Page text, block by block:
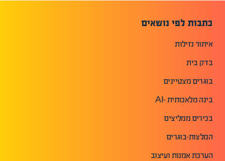
כתבות לפי נושאים
איתור נזילות
בדק בית
בוגרים מצטיינים
בינה מלאכותית -AI
בכירים ממליצים
המלצות-בוגרים
הערכת אמנות ועיצוב